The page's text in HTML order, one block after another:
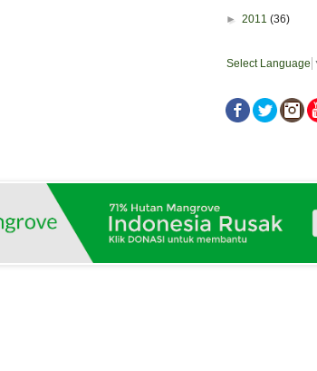
► 2011 (36)
Select Language